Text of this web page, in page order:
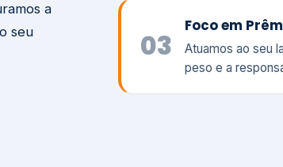
a
seu
03
Foco em
Atuamos ao seu
peso e a